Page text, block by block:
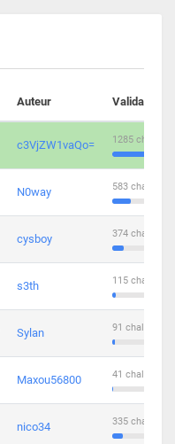
Auteur Validations
c3VjZW1vaQo= 1285
N0way 583
cysboy 374
s3th 115
Sylan 91
Maxou56800 41
nico34 335